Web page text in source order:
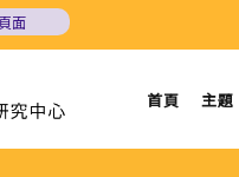
面
首頁 主題